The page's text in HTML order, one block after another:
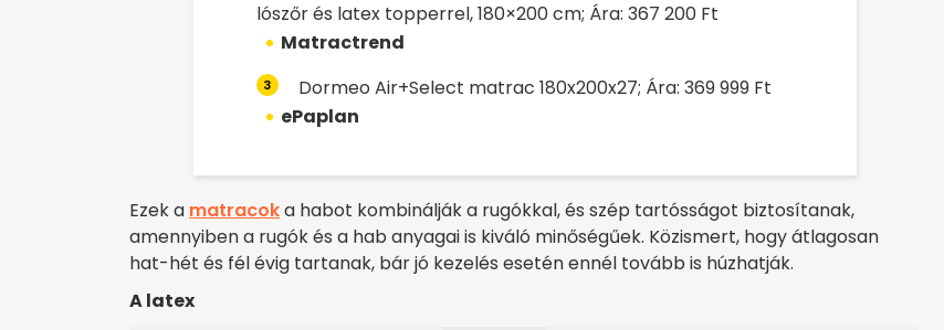
lószőr és latex topperrel, 180×200 cm; Ára: 367 200 Ft
Matractrend
3
Dormeo Air+Select matrac 180x200x27; Ára: 369 999 Ft
ePaplan
Ezek a matracoka habot kombinálják a rugókkal, és szép tartósságot biztosítanak,
amennyiben a rugók és a hab anyagai is kiváló minőségűek. Közismert, hogy átlagosan
hat-hét és fél évig tartanak, bár jó kezelés esetén ennél tovább is húzhatják.
A latex